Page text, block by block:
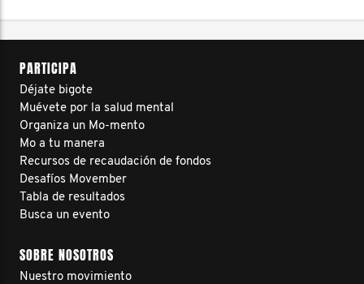
PARTICIPA
Déjate bigote
Muévete por la salud mental
Organiza un Mo-mento
Mo a tu manera
Recursos de recaudación de fondos
Desafíos Movember
Tabla de resultados
Busca un evento
SOBRE NOSOTROS
Nuestro movimiento